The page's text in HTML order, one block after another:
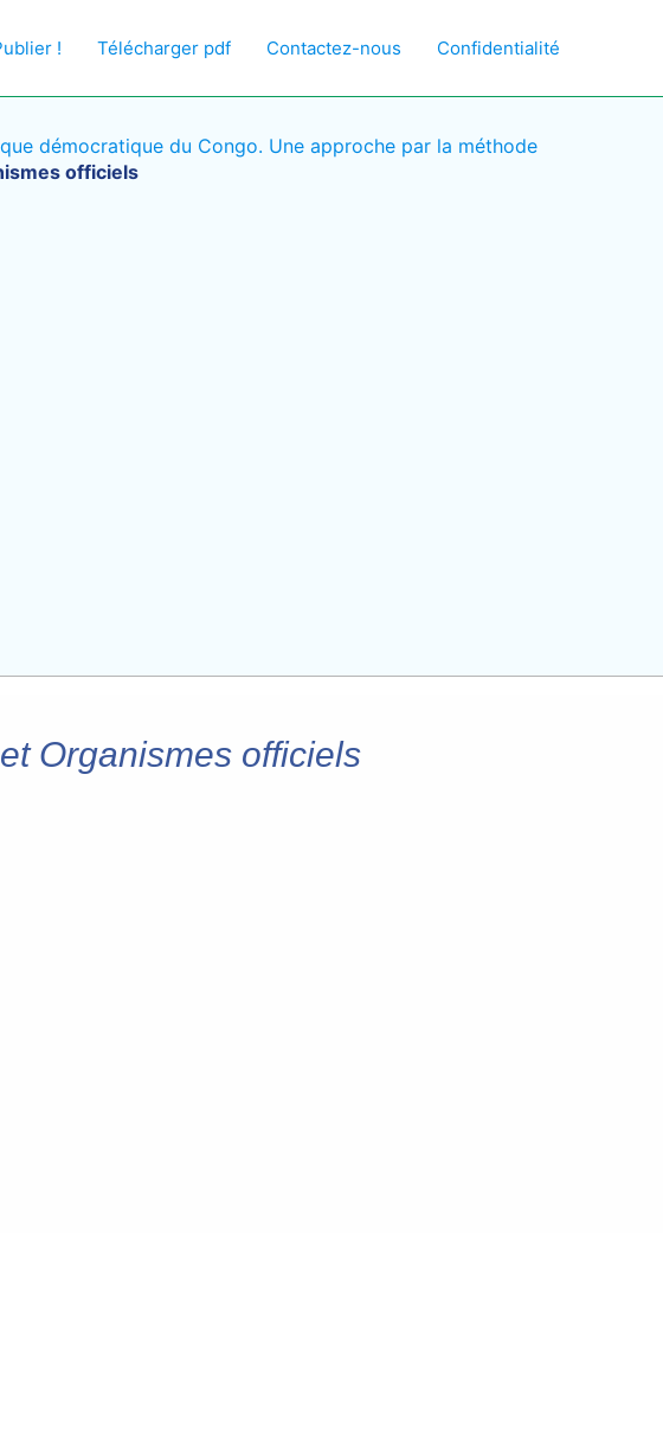
! Télécharger pdf Contactez-nous Confidentialité
démocratique du Congo. Une approche par la méthode
officiels
Organismes officiels